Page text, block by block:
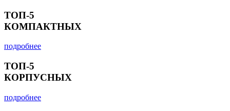
ТОП-5
КОМПАКТНЫХ
подробнее
ТОП-5
КОРПУСНЫХ
подробнее